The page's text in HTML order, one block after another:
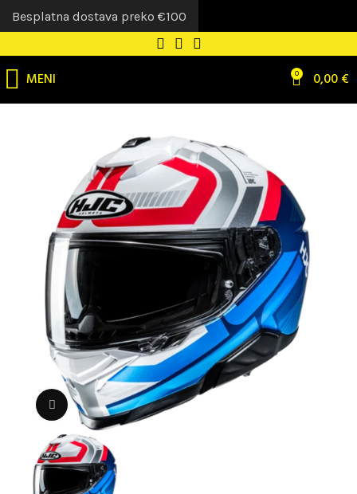
MENI 0 0,00€
Uvećaj sliku
Besplatna dostava preko €100